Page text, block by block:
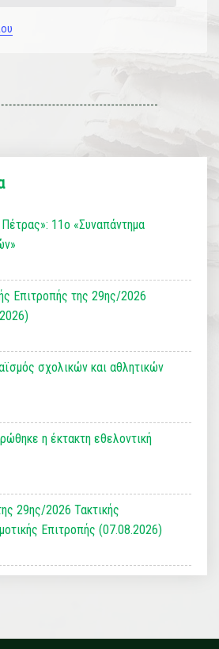
11ο «Συναπάντημα
Επιτροπής της 29ης/2026
σχολικών και αθλητικών
η έκτακτη εθελοντική
29ης/2026 Τακτικής
Επιτροπής (07.08.2026)